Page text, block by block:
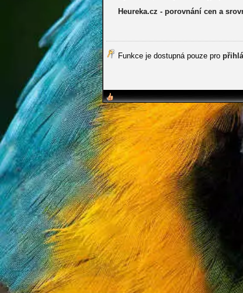
Heureka.cz - porovnání cen a
Funkce je dostupná pouze pro